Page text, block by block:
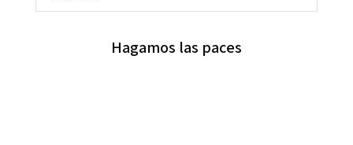
Hagamos las paces